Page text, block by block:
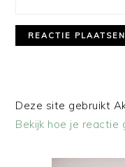
Deze site gebruikt
Bekijk hoe je